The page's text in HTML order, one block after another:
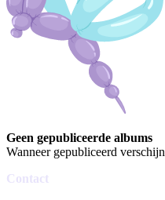
Geen gepubliceerde albums
Wanneer gepubliceerd
Contact